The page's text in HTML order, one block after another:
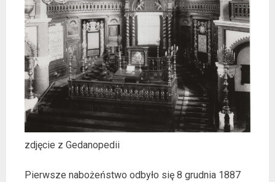
zdjęcie z Gedanopedii
Pierwsze nabożeństwo odbyło się 8 grudnia 1887